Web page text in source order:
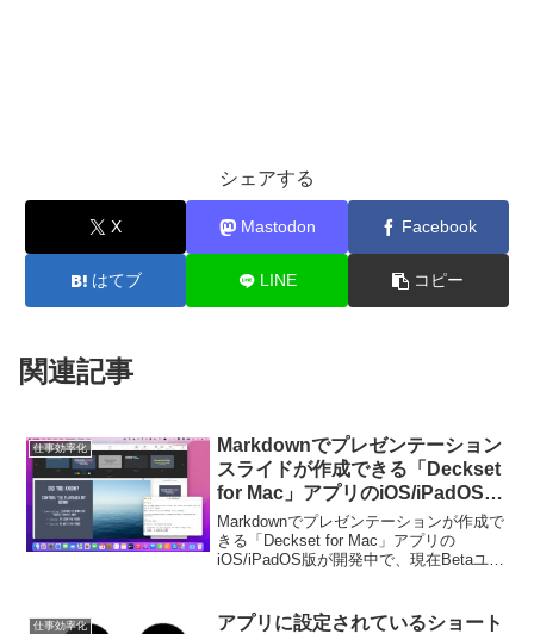
シェアする
X Mastodon Facebook
はてブ LINE コピー
関連記事
仕事効率化
Markdownでプレゼンテーション
スライドが作成できる「Deckset
for Mac」アプリのiOS/iPadOS版
が開発中。
Markdownでプレゼンテーションが作成で
きる「Deckset for Mac」アプリの
iOS/iPadOS版が開発中で、現在Betaユー
仕事効率化
アプリに設定されているショート